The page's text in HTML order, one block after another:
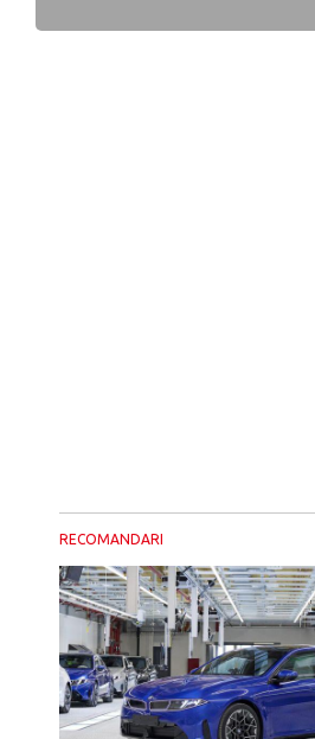
RECOMANDARI